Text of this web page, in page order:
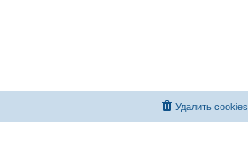
Удалить cookies